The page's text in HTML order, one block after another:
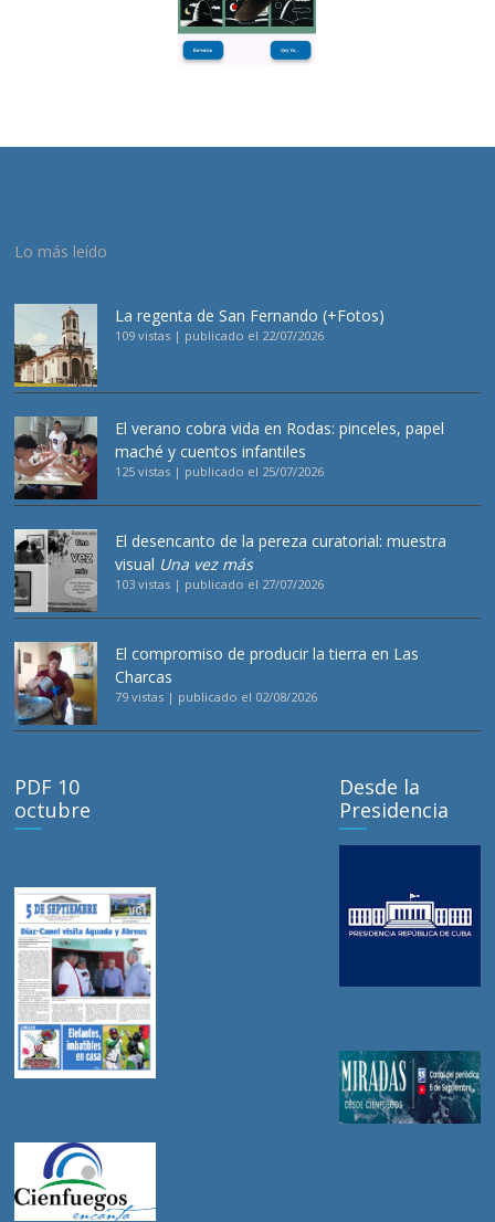
Lo más leído
La regenta de San Fernando (+Fotos)
109 vistas | publicado el 22/07/2026
El verano cobra vida en Rodas: pinceles, papel
maché y cuentos infantiles
125 vistas | publicado el 25/07/2026
El desencanto de la pereza curatorial: muestra
visual Una vez más
103 vistas | publicado el 27/07/2026
El compromiso de producir la tierra en Las
Charcas
79 vistas | publicado el 02/08/2026
PDF 10
octubre
Desde la
Presidencia